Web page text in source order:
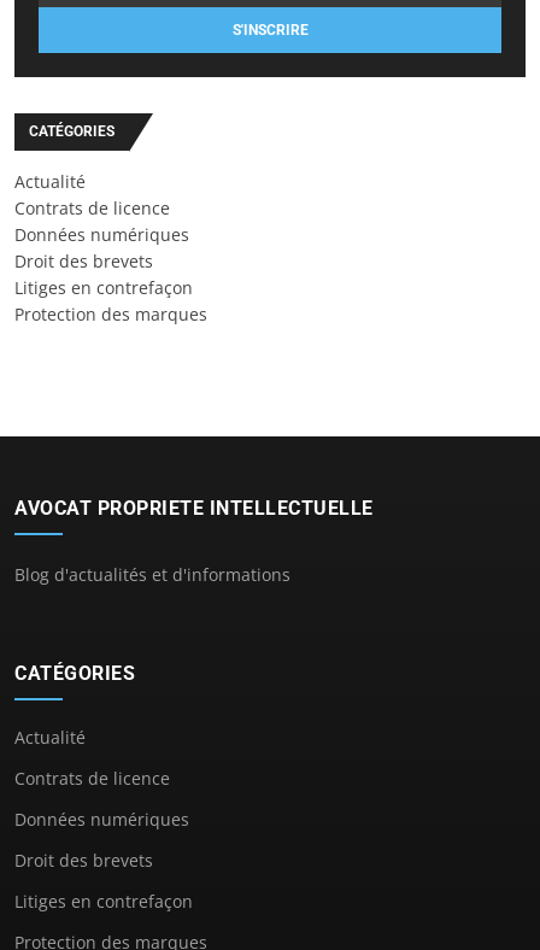
S'INSCRIRE
CATÉGORIES
Actualité
Contrats de licence
Données numériques
Droit des brevets
Litiges en contrefaçon
Protection des marques
AVOCAT PROPRIETE INTELLECTUELLE
Blog d'actualités et d'informations
CATÉGORIES
Actualité
Contrats de licence
Données numériques
Droit des brevets
Litiges en contrefaçon
Protection des marques